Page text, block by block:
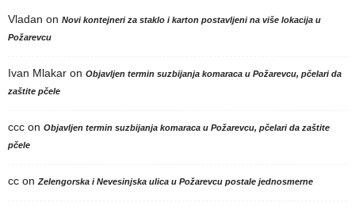
Vladan on Novi kontejneri za staklo i karton postavljeni na više lokacija u
Požarevcu
Ivan Mlakar on Objavljen termin suzbijanja komaraca u Požarevcu, pčelari da
zaštite pčele
ccc on Objavljen termin suzbijanja komaraca u Požarevcu, pčelari da zaštite
pčele
cc on Zelengorska i Nevesinjska ulica u Požarevcu postale jednosmerne